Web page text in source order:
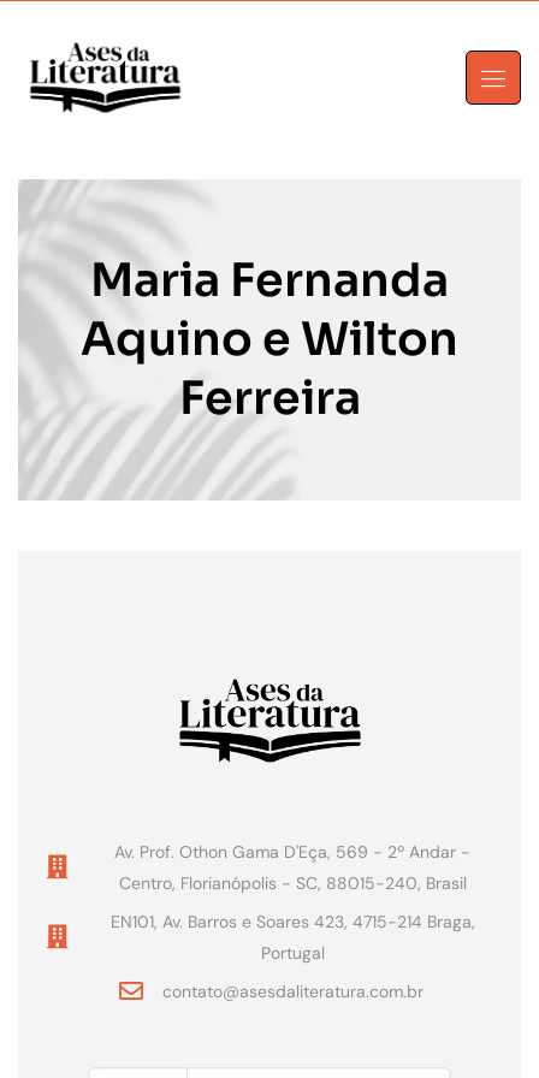
Maria Fernanda
Aquino e Wilton
Ferreira
Av. Prof. Othon Gama D'Eça, 569 - 2º Andar -
Centro, Florianópolis - SC, 88015-240, Brasil
EN101, Av. Barros e Soares 423, 4715-214 Braga,
Portugal
contato@asesdaliteratura.com.br